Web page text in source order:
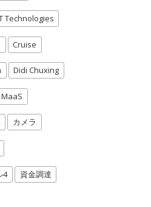
Technologies
Cruise
Didi Chuxing
MaaS
カメラ
4 資金調達